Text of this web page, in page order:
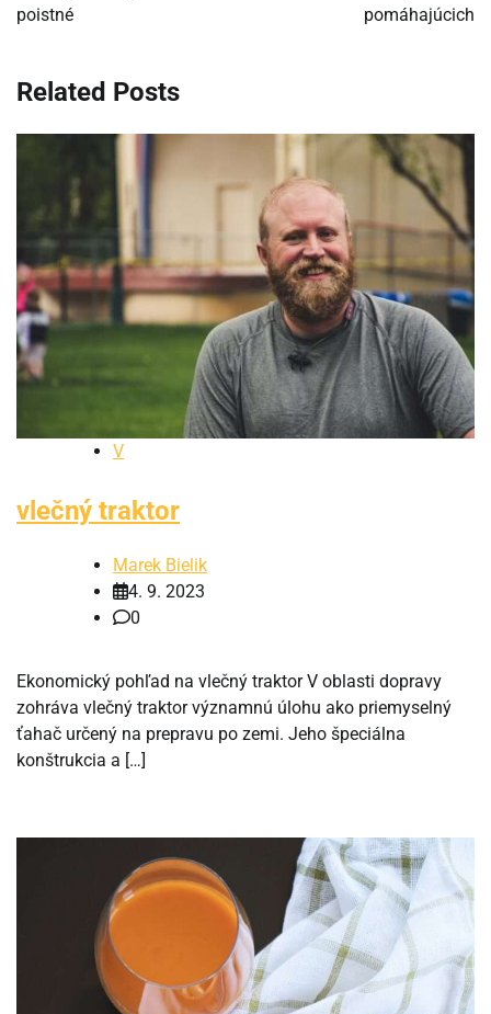
článku
poistné
pomáhajúcich
Related Posts
V
vlečný traktor
Marek Bielik
4. 9. 2023
0
Ekonomický pohľad na vlečný traktor V oblasti dopravy
zohráva vlečný traktor významnú úlohu ako priemyselný
ťahač určený na prepravu po zemi. Jeho špeciálna
konštrukcia a […]